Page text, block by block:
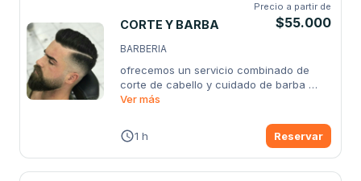
CORTE Y BARBA
Precio a partir de
$55.000
BARBERIA
ofrecemos un servicio combinado de
corte de cabello y cuidado de barba
diseñado
Ver más
1 h Reservar